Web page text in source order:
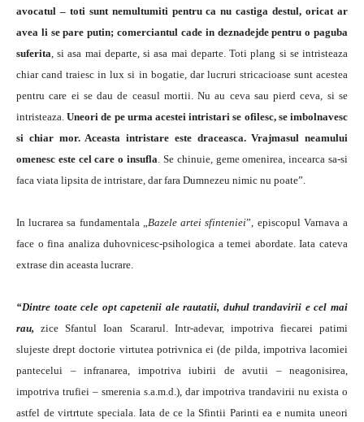
avocatul – toti sunt nemultumiti pentru ca nu castiga destul, oricat ar
avea li se pare putin; comerciantul cade in deznadejde pentru o paguba
suferita, si asa mai departe, si asa mai departe. Toti plang si se intristeaza
chiar cand traiesc in lux si in bogatie, dar lucruri stricacioase sunt acestea
pentru care ei se dau de ceasul mortii. Nu au ceva sau pierd ceva, si se
intristeaza.Uneori de pe urma acestei intristari se ofilesc, se imbolnavesc
si chiar mor. Aceasta intristare este draceasca. Vrajmasul neamului
omenesc este cel care o insufla. Se chinuie, geme omenirea, incearca sa-si
faca viata lipsita de intristare, dar fara Dumnezeu nimic nu poate”.
In lucrarea sa fundamentala „Bazele artei sfinteniei”, episcopul Varnava a
face o fina analiza duhovnicesc-psihologica a temei abordate. Iata cateva
extrase din aceasta lucrare.
“Dintre toate cele opt capetenii ale rautatii, duhul trandavirii e cel mai
rau, zice Sfantul Ioan Scararul. Intr-adevar, impotriva fiecarei patimi
slujeste drept doctorie virtutea potrivnica ei (de pilda, impotriva lacomiei
pantecelui – infranarea, impotriva iubirii de avutii – neagonisirea,
impotriva trufiei – smerenia s.a.m.d.), dar impotriva trandavirii nu exista o
astfel de virtrtute speciala. Iata de ce la Sfintii Parinti ea e numita uneori